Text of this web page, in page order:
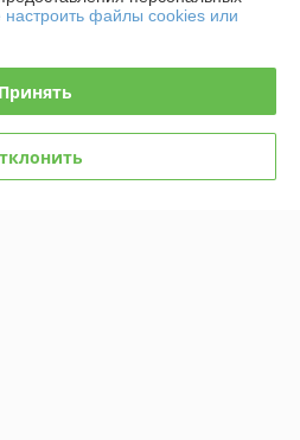
Deal.by
файлы cookies или
Принять